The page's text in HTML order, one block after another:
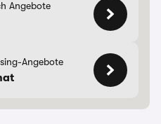
Angebote
Angebote